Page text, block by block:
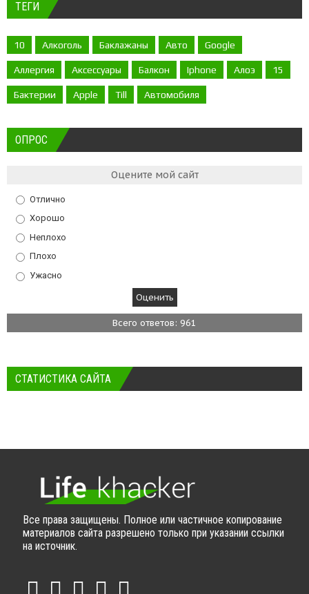
ТЕГИ
10 Алкоголь Баклажаны Авто Google
Аллергия Аксессуары Балкон Iphone Алоэ 15
Бактерии Apple Till Автомобиля
ОПРОС
Оцените мой сайт
Отлично
Хорошо
Неплохо
Плохо
Ужасно
Всего ответов: 961
СТАТИСТИКА САЙТА
Все права защищены. Полное или частичное копирование
материалов сайта разрешено только при указании ссылки
на источник.